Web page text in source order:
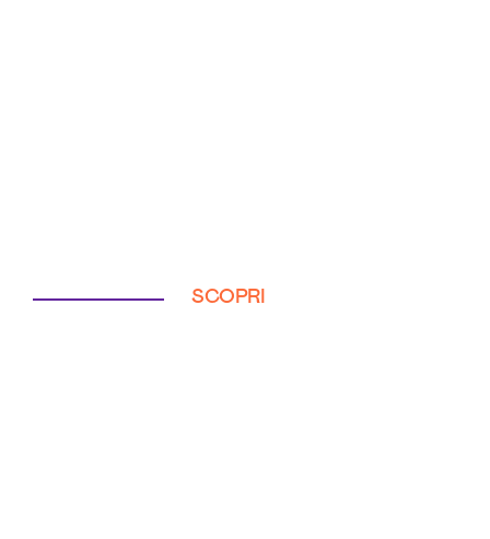
SCOPRI